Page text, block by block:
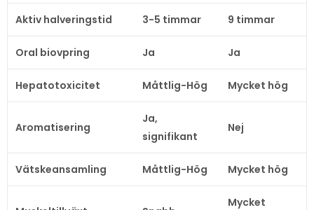
Aktiv halveringstid 3-5 timmar 9 timmar
Oral biovpring Ja Ja
Hepatotoxicitet Måttlig-Hög Mycket hög
Aromatisering
Ja,
signifikant
Nej
Vätskeansamling Måttlig-Hög Mycket hög
Mycket